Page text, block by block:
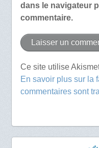
dans le navigateur
commentaire.
Ce site utilise
En savoir plus sur la
commentaires sont